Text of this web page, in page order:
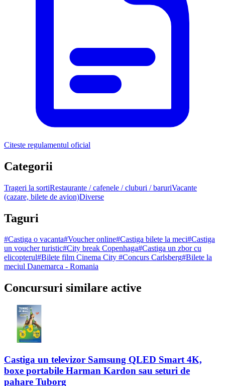
Citeste regulamentul oficial
Categorii
Trageri la sortiRestaurante / cafenele / cluburi / baruriVacante
(cazare, bilete de avion)Diverse
Taguri
#Castiga o vacanta#Voucher online#Castiga bilete la meci#Castiga
un voucher turistic#City break Copenhaga#Castiga un zbor cu
elicopterul#Bilete film Cinema City #Concurs Carlsberg#Bilete la
meciul Danemarca - Romania
Concursuri similare active
Castiga un televizor Samsung QLED Smart 4K,
boxe portabile Harman Kardon sau seturi de
pahare Tuborg